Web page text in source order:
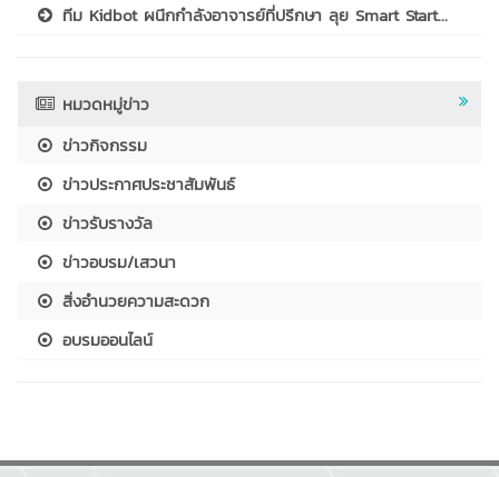
ทีม Kidbot ผนึกกำลังอาจารย์ที่ปรึกษา ลุย Smart Start...
หมวดหมู่ข่าว
ข่าวกิจกรรม
ข่าวประกาศประชาสัมพันธ์
ข่าวรับรางวัล
ข่าวอบรม/เสวนา
สิ่งอำนวยความสะดวก
อบรมออนไลน์